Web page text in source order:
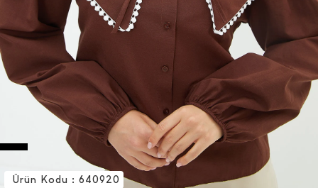
Ürün Kodu : 640920